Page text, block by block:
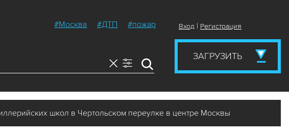
#Москва #ДТП #пожар Вход | Регистрация
ЗАГРУЗИТЬ
школ в Чертольском переулке в центре Москвы